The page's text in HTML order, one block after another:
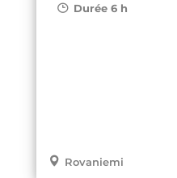
Durée 6 h
Rovaniemi